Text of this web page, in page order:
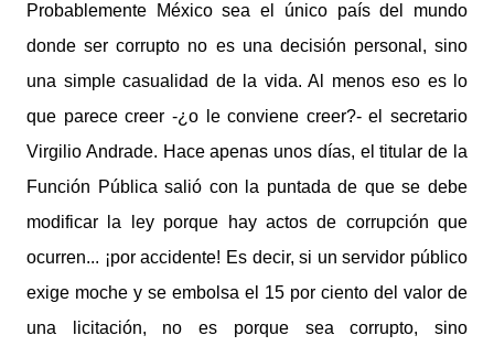
Probablemente México sea el único país del mundo
donde ser corrupto no es una decisión personal, sino
una simple casualidad de la vida. Al menos eso es lo
que parece creer -¿o le conviene creer?- el secretario
Virgilio Andrade. Hace apenas unos días, el titular de la
Función Pública salió con la puntada de que se debe
modificar la ley porque hay actos de corrupción que
ocurren... ¡por accidente! Es decir, si un servidor público
exige moche y se embolsa el 15 por ciento del valor de
una licitación, no es porque sea corrupto, sino